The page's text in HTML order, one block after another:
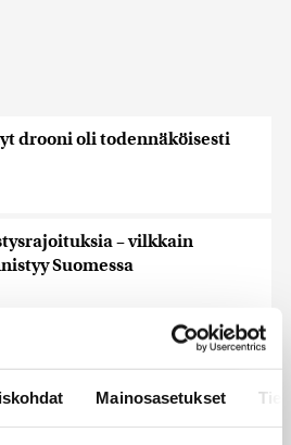
Mainosasetukset
drooni oli todennäköisesti
– vilkkain
Suomessa
drooni lähellä Romanian